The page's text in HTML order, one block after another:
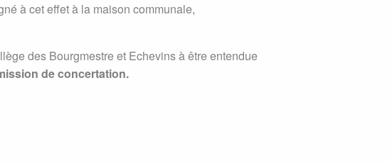
à cet effet à la maison communale,
des Bourgmestre et Echevins à être entendue
de concertation.